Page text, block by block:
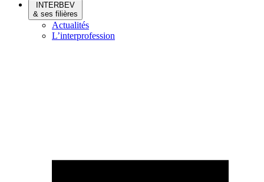
INTERBEV
& ses filières
Actualités
L’interprofession